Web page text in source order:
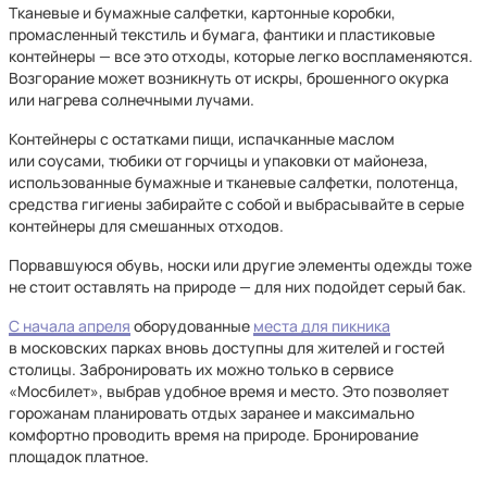
Тканевые и бумажные салфетки, картонные коробки,
промасленный текстиль и бумага, фантики и пластиковые
контейнеры — все это отходы, которые легко воспламеняются.
Возгорание может возникнуть от искры, брошенного окурка
или нагрева солнечными лучами.
Контейнеры с остатками пищи, испачканные маслом
или соусами, тюбики от горчицы и упаковки от майонеза,
использованные бумажные и тканевые салфетки, полотенца,
средства гигиены забирайте с собой и выбрасывайте в серые
контейнеры для смешанных отходов.
Порвавшуюся обувь, носки или другие элементы одежды тоже
не стоит оставлять на природе — для них подойдет серый бак.
С начала апреля оборудованные места для пикника
в московских парках вновь доступны для жителей и гостей
столицы. Забронировать их можно только в сервисе
«Мосбилет», выбрав удобное время и место. Это позволяет
горожанам планировать отдых заранее и максимально
комфортно проводить время на природе. Бронирование
площадок платное.